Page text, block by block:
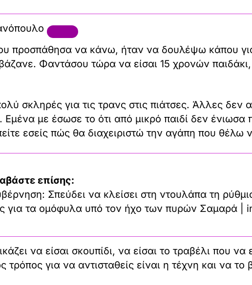
προσπάθησα να κάνω, ήταν να δουλέψω κάπου
Φαντάσου τώρα να είσαι 15 χρονών
σκληρές για τις τρανς στις πιάτσες. Άλλες
με έσωσε το ότι από μικρό παιδί δεν ένιωσα
εσείς πώς θα διαχειριστώ την αγάπη που θέλω
επίσης:
Σπεύδει να κλείσει στη ντουλάπα τη
για τα ομόφυλα υπό τον ήχο των πυρών Σαμαρά |
να είσαι σκουπίδι, να είσαι το τραβέλι που
τρόπος για να αντισταθείς είναι η τέχνη και να